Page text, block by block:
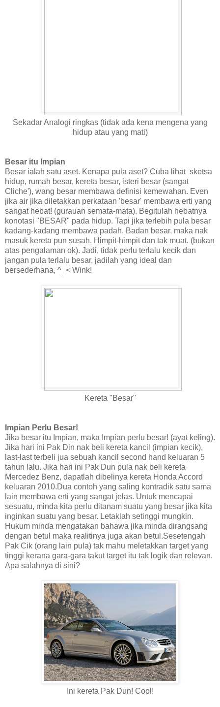
Sekadar Analogi ringkas (tidak ada kena mengena yang
hidup atau yang mati)
Besar itu Impian
Besar ialah satu aset. Kenapa pula aset? Cuba lihat sketsa
hidup, rumah besar, kereta besar, isteri besar (sangat
Cliche'), wang besar membawa definisi kemewahan. Even
jika air jika diletakkan perkataan 'besar' membawa erti yang
sangat hebat! (gurauan semata-mata). Begitulah hebatnya
konotasi "BESAR" pada hidup. Tapi jika terlebih pula besar
kadang-kadang membawa padah. Badan besar, maka nak
masuk kereta pun susah. Himpit-himpit dan tak muat. (bukan
atas pengalaman ok). Jadi, tidak perlu terlalu kecik dan
jangan pula terlalu besar, jadilah yang ideal dan
bersederhana, ^_< Wink!
Kereta "Besar"
Impian Perlu Besar!
Jika besar itu Impian, maka Impian perlu besar! (ayat keling).
Jika hari ini Pak Din nak beli kereta kancil (impian kecik),
last-last terbeli jua sebuah kancil second hand keluaran 5
tahun lalu. Jika hari ini Pak Dun pula nak beli kereta
Mercedez Benz, dapatlah dibelinya kereta Honda Accord
keluaran 2010.Dua contoh yang saling kontradik satu sama
lain membawa erti yang sangat jelas. Untuk mencapai
sesuatu, minda kita perlu ditanam suatu yang besar jika kita
inginkan suatu yang besar. Letaklah setinggi mungkin.
Hukum minda mengatakan bahawa jika minda dirangsang
dengan betul maka realitinya juga akan betul.Sesetengah
Pak Cik (orang lain pula) tak mahu meletakkan target yang
tinggi kerana gara-gara takut target itu tak logik dan relevan.
Apa salahnya di sini?
Ini kereta Pak Dun! Cool!